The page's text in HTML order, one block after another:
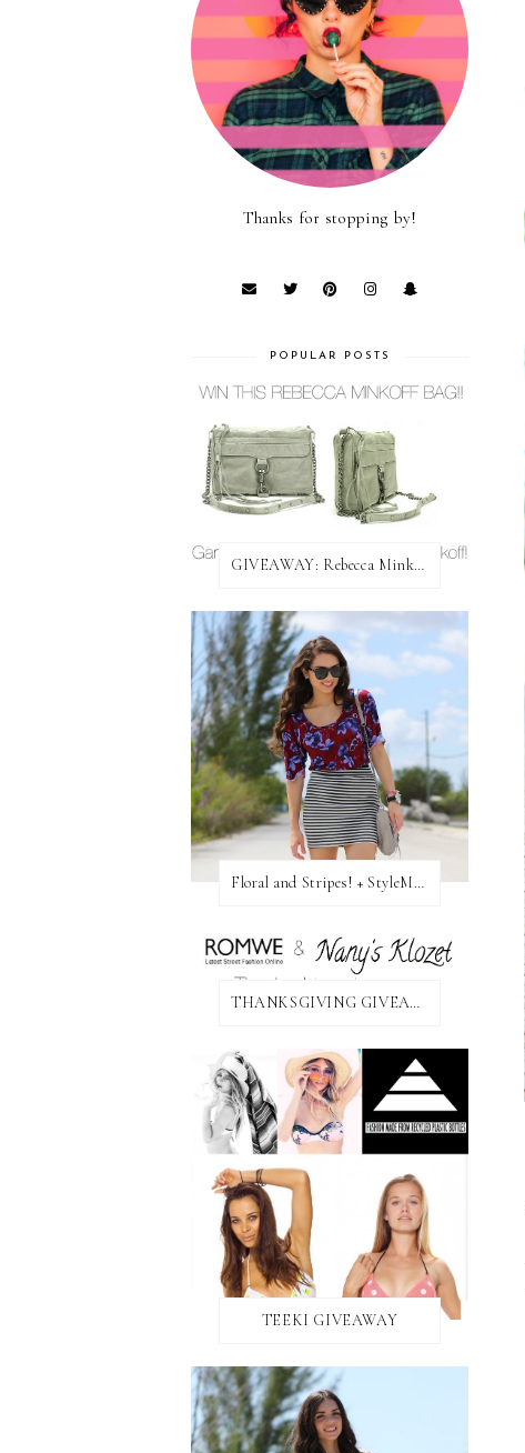
Thanks for stopping by!
POPULAR POSTS
GIVEAWAY: Rebecca Minkoff Bag!
Floral and Stripes! + StyleMint GIVEAWAY!
THANKSGIVING GIVEAWAY!
TEEKI GIVEAWAY